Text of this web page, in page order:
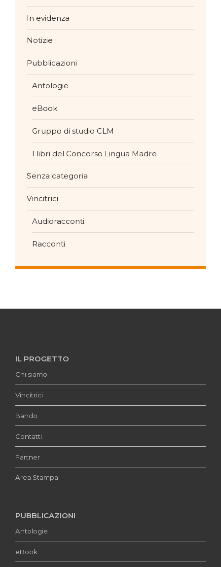
In evidenza
Notizie
Pubblicazioni
Antologie
eBook
Gruppo di studio CLM
I libri del Concorso Lingua Madre
Senza categoria
Vincitrici
Audioracconti
Racconti
IL PROGETTO
Chi siamo
Vincitrici
Bando
Contatti
Partner
Area Stampa
PUBBLICAZIONI
Antologie
eBook